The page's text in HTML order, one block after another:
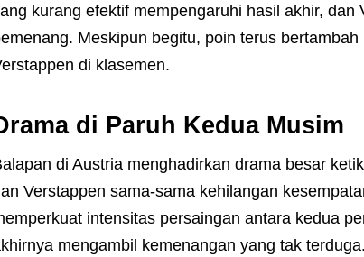
kurang efektif mempengaruhi hasil akhir, dan
Meskipun begitu, poin terus
di klasemen.
di Paruh Kedua Musim
di Austria menghadirkan drama besar
Verstappen sama-sama kehilangan
intensitas persaingan antara kedua
mengambil kemenangan yang tak terduga.